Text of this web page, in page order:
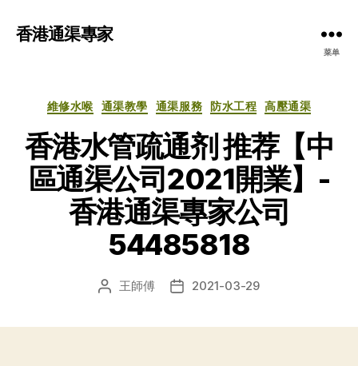
香港通渠專家
菜单
分
維修水喉 通渠教學 通渠服務 防水工程 高壓通渠
香港水管疏通剂 推荐【中
區通渠公司2021開業】-
香港通渠專家公司
54485818
文 王師傅
发 2021-03-29